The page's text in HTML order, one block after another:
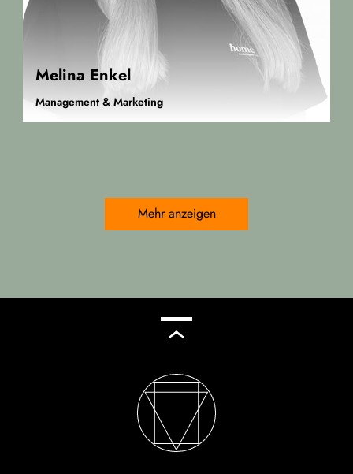
Melina Enkel
Management & Marketing
Mehr anzeigen